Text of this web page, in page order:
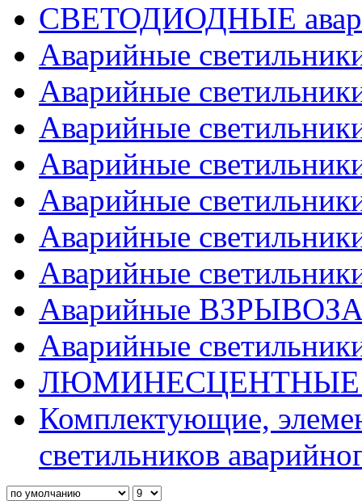
СВЕТОДИОДНЫЕ
Аварийные
Аварийные
Аварийные
Аварийные
Аварийные
Аварийные
Аварийные
Аварийные
Аварийные
ЛЮМИНЕСЦЕНТНЫЕ
Комплектующие,
светильников